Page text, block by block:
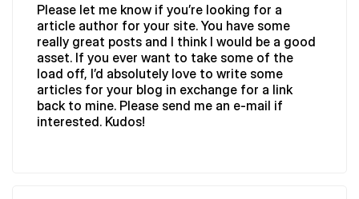
Please let me know if you’re looking for a
article author for your site. You have some
really great posts and I think I would be a good
asset. If you ever want to take some of the
load off, I’d absolutely love to write some
articles for your blog in exchange for a link
back to mine. Please send me an e-mail if
interested. Kudos!